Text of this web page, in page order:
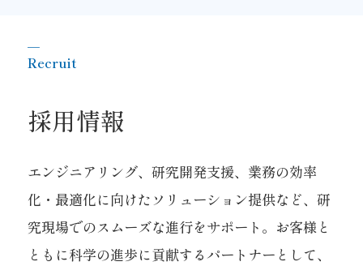
Recruit
採用情報
エンジニアリング、研究開発支援、業務の効率
化・最適化に向けたソリューション提供など、研
究現場でのスムーズな進行をサポート。お客様と
ともに科学の進歩に貢献するパートナーとして、